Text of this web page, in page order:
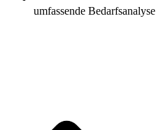
umfassende Bedarfsanalyse